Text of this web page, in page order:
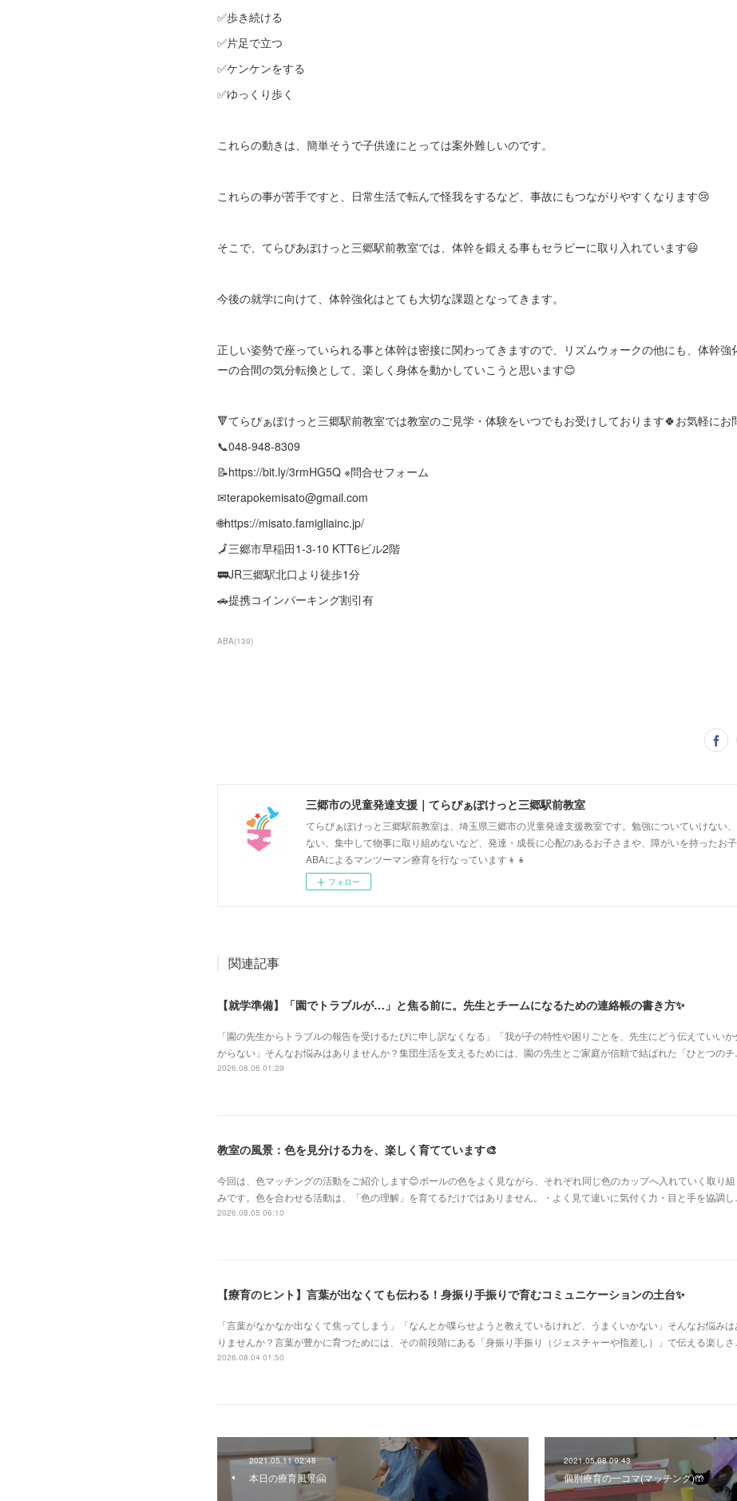
✅歩き続ける
✅片足で立つ
✅ケンケンをする
✅ゆっくり歩く
これらの動きは、簡単そうで子供達にとっては案外難しいのです。
これらの事が苦手ですと、日常生活で転んで怪我をするなど、事故にもつながりやすくなります😢
そこで、てらぴあぽけっと三郷駅前教室では、体幹を鍛える事もセラピーに取り入れています😃
今後の就学に向けて、体幹強化はとても大切な課題となってきます。
正しい姿勢で座っていられる事と体幹は密接に関わってきますので、リズムウォークの他にも、体幹強
ーの合間の気分転換として、楽しく身体を動かしていこうと思います😊
🔻てらぴぁぽけっと三郷駅前教室では教室のご見学・体験をいつでもお受けしております🍀お気軽にお
📞048-948-8309
📝https://bit.ly/3rmHG5Q ※問合せフォーム
✉terapokemisato@gmail.com
🌐https://misato.famigliainc.jp/
🗾三郷市早稲田1-3-10 KTT6ビル2階
🚃JR三郷駅北口より徒歩1分
🚗提携コインパーキング割引有
ABA(139)
三郷市の児童発達支援｜てらぴぁぽけっと三郷駅前教室
てらぴぁぽけっと三郷駅前教室は、埼玉県三郷市の児童発達支援教室です。勉強についていけない
ない、集中して物事に取り組めないなど、発達・成長に心配のあるお子さまや、障がいを持ったお子
ABAによるマンツーマン療育を行なっています👦👧
フォロー
関連記事
【就学準備】「園でトラブルが…」と焦る前に。先生とチームになるための連絡帳の書き方✨
「園の先生からトラブルの報告を受けるたびに申し訳なくなる」「我が子の特性や困りごとを、先生にどう伝えていいか
からない」そんなお悩みはありませんか？集団生活を支えるためには、園の先生とご家庭が信頼で結ばれた「ひとつのチ…
2026.08.06 01:29
教室の風景：色を見分ける力を、楽しく育てています🎨
今回は、色マッチングの活動をご紹介します😊ボールの色をよく見ながら、それぞれ同じ色のカップへ入れていく取り組
みです。色を合わせる活動は、「色の理解」を育てるだけではありません。・よく見て違いに気付く力・目と手を協調し…
2026.08.05 06:10
【療育のヒント】言葉が出なくても伝わる！身振り手振りで育むコミュニケーションの土台✨
「言葉がなかなか出なくて焦ってしまう」「なんとか喋らせようと教えているけれど、うまくいかない」そんなお悩みは
りませんか？言葉が豊かに育つためには、その前段階にある「身振り手振り（ジェスチャーや指差し）」で伝える楽しさ…
2026.08.04 01:50
2021.05.11 02:48
本日の療育風景🤗
2021.05.08 09:43
個別療育の一コマ(マッチング)🤲